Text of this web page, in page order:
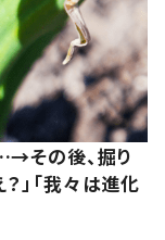
その後、掘り
」「我々は進化